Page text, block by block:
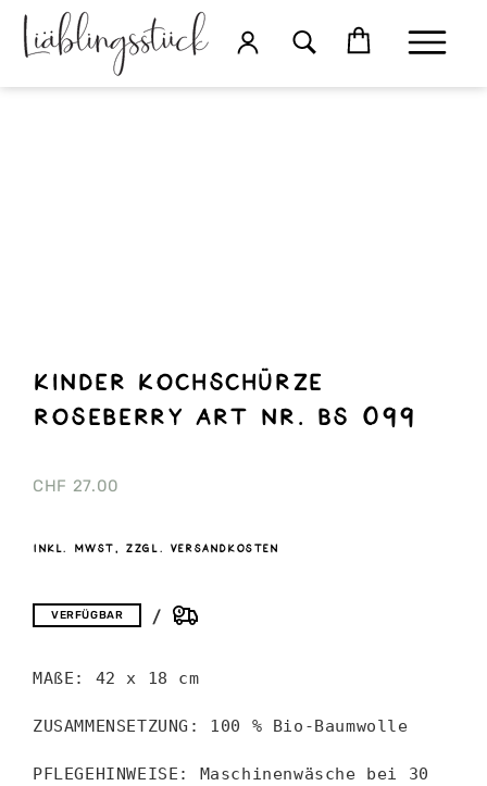
Kinder Kochschürze
roseberry Art nr. Bs 099
CHF 27.00
inkl. MwSt, zzgl. Versandkosten
VERFÜGBAR
MAßE: 42 x 18 cm
ZUSAMMENSETZUNG: 100 % Bio-Baumwolle
PFLEGEHINWEISE: Maschinenwäsche bei 30